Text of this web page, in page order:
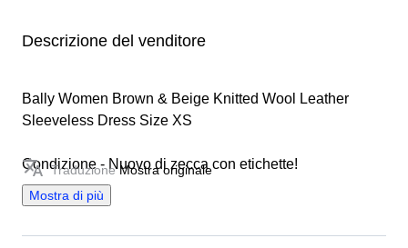
Descrizione del venditore
Bally Women Brown & Beige Knitted Wool Leather
Sleeveless Dress Size XS
Condizione - Nuovo di zecca con etichette!
100% autentico!
Traduzione Mostra originale
Mostra di più